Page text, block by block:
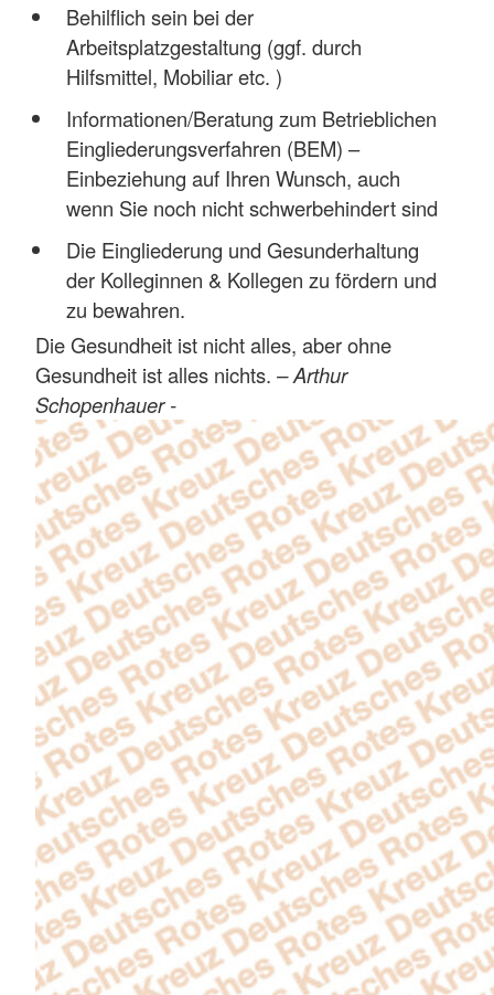
Behilflich sein bei der
Arbeitsplatzgestaltung (ggf. durch
Hilfsmittel, Mobiliar etc. )
Informationen/Beratung zum Betrieblichen
Eingliederungsverfahren (BEM) –
Einbeziehung auf Ihren Wunsch, auch
wenn Sie noch nicht schwerbehindert sind
Die Eingliederung und Gesunderhaltung
der Kolleginnen & Kollegen zu fördern und
zu bewahren.
Die Gesundheit ist nicht alles, aber ohne
Gesundheit ist alles nichts. – Arthur
Schopenhauer -